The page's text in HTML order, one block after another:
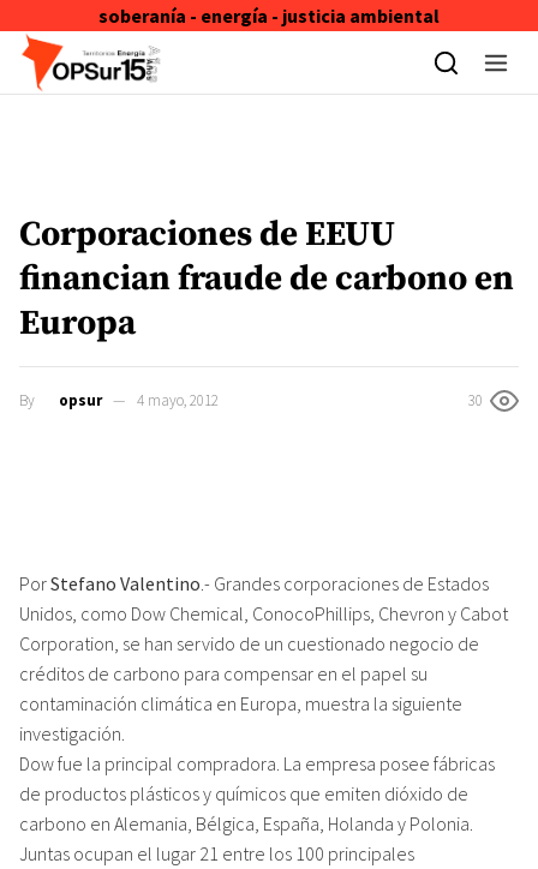
soberanía - energía - justicia ambiental
Skip to content
Corporaciones de EEUU
financian fraude de carbono en
Europa
By opsur 4 mayo, 2012 30
PorStefano Valentino .- Grandes corporaciones de Estados
Unidos, como Dow Chemical, ConocoPhillips, Chevron y Cabot
Corporation, se han servido de un cuestionado negocio de
créditos de carbono para compensar en el papel su
contaminación climática en Europa, muestra la siguiente
investigación.
Dow fue la principal compradora. La empresa posee fábricas
de productos plásticos y químicos que emiten dióxido de
carbono en Alemania, Bélgica, España, Holanda y Polonia.
Juntas ocupan el lugar 21 entre los 100 principales